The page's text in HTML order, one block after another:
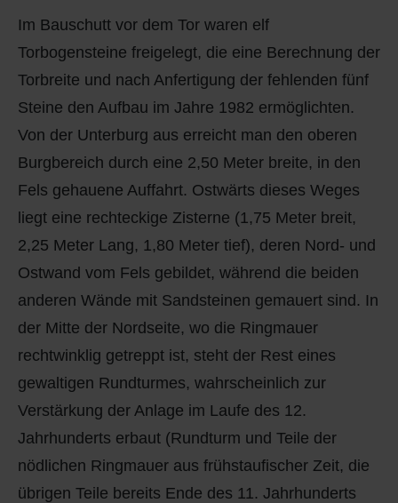
Im Bauschutt vor dem Tor waren elf
Torbogensteine freigelegt, die eine Berechnung der
Torbreite und nach Anfertigung der fehlenden fünf
Steine den Aufbau im Jahre 1982 ermöglichten.
Von der Unterburg aus erreicht man den oberen
Burgbereich durch eine 2,50 Meter breite, in den
Fels gehauene Auffahrt. Ostwärts dieses Weges
liegt eine rechteckige Zisterne (1,75 Meter breit,
2,25 Meter Lang, 1,80 Meter tief), deren Nord- und
Ostwand vom Fels gebildet, während die beiden
anderen Wände mit Sandsteinen gemauert sind. In
der Mitte der Nordseite, wo die Ringmauer
rechtwinklig getreppt ist, steht der Rest eines
gewaltigen Rundturmes, wahrscheinlich zur
Verstärkung der Anlage im Laufe des 12.
Jahrhunderts erbaut (Rundturm und Teile der
nödlichen Ringmauer aus frühstaufischer Zeit, die
übrigen Teile bereits Ende des 11. Jahrhunderts